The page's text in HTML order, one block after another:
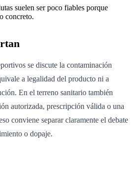
suelen ser poco fiables porque
concreto.
se discute la contaminación
a legalidad del producto ni a
En el terreno sanitario también
autorizada, prescripción válida o una
conviene separar claramente el debate
o dopaje.